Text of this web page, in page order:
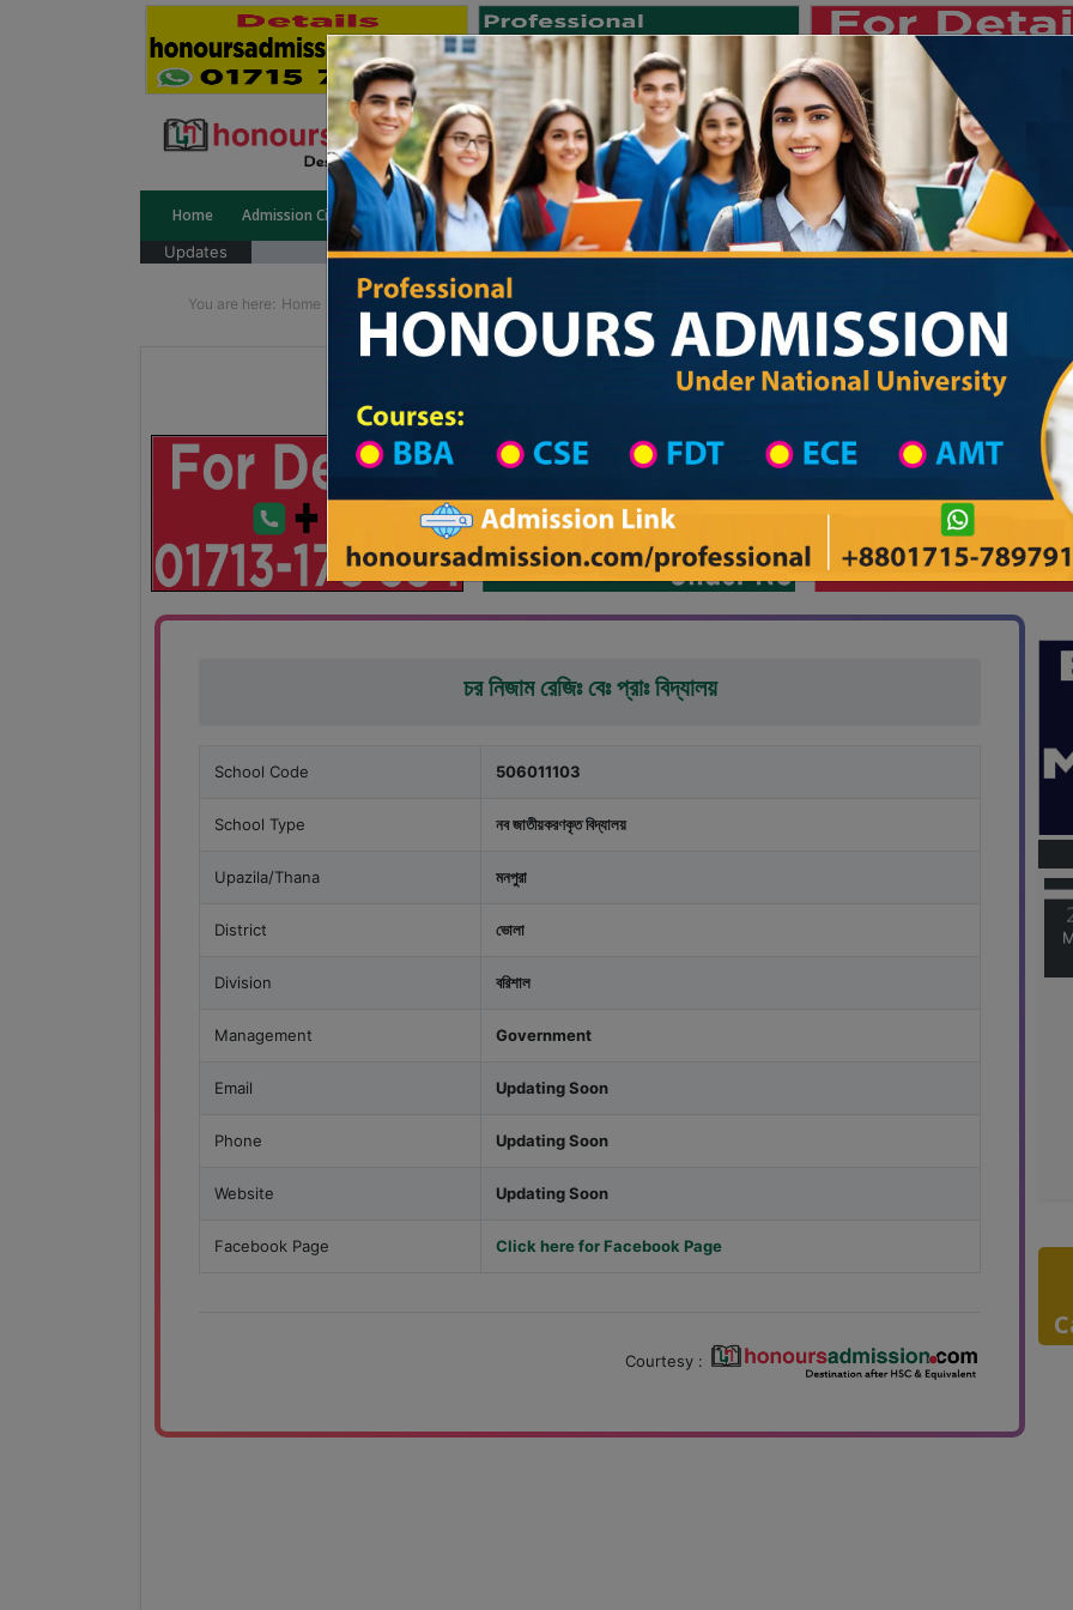
Home Admission Circular Public University Private University International University University College
Updates জাতীয় বিশ্ববিদ্যালয় ২০২৫-২৬ শিক্ষাবর্ষের ১ম
You are here: Home School Category Division List
Private University Admission
চর নিজাম রেজিঃ বেঃ প্রাঃ বিদ্যালয়
School Code 506011103
School Type নব জাতীয়করণকৃত বিদ্যালয়
Upazila/Thana মনপুরা
District ভোলা
Division বরিশাল
Management Government
Email Updating Soon
Phone Updating Soon
Website Updating Soon
Facebook Page Click here for Facebook Page
Courtesy :